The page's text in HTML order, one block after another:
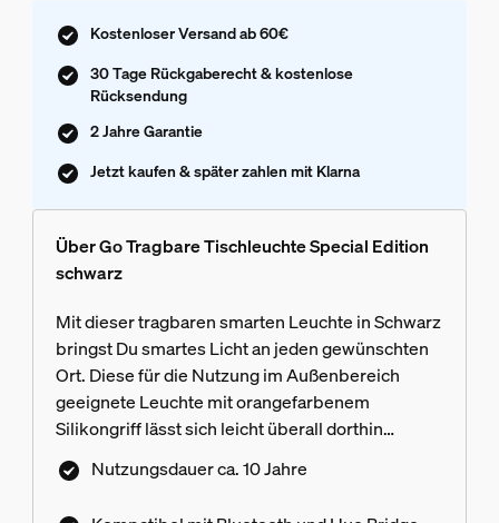
Kostenloser Versand ab 60€
30 Tage Rückgaberecht & kostenlose
Rücksendung
2 Jahre Garantie
Jetzt kaufen & später zahlen mit Klarna
Über Go Tragbare Tischleuchte Special Edition
schwarz
Mit dieser tragbaren smarten Leuchte in Schwarz
bringst Du smartes Licht an jeden gewünschten
Ort. Diese für die Nutzung im Außenbereich
geeignete Leuchte mit orangefarbenem
Silikongriff lässt sich leicht überall dorthin
mitnehmen, wo Du dringend Licht benötigst, zum
Beispiel beim Lesen in der Wohnung oder beim
Nutzungsdauer ca. 10 Jahre